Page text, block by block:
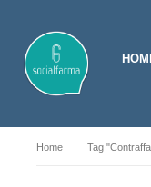
Home Tag